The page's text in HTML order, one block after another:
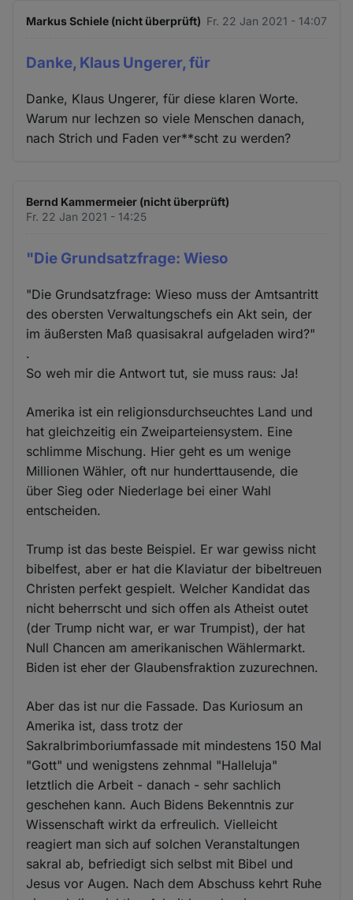
Markus Schiele (nicht überprüft) Fr. 22 Jan 2021 - 14:07
Danke, Klaus Ungerer, für
Danke, Klaus Ungerer, für diese klaren Worte.
Warum nur lechzen so viele Menschen danach,
nach Strich und Faden ver**scht zu werden?
Bernd Kammermeier (nicht überprüft)
Fr. 22 Jan 2021 - 14:25
"Die Grundsatzfrage: Wieso
"Die Grundsatzfrage: Wieso muss der Amtsantritt
des obersten Verwaltungschefs ein Akt sein, der
im äußersten Maß quasisakral aufgeladen wird?"
.
So weh mir die Antwort tut, sie muss raus: Ja!
Amerika ist ein religionsdurchseuchtes Land und
hat gleichzeitig ein Zweiparteiensystem. Eine
schlimme Mischung. Hier geht es um wenige
Millionen Wähler, oft nur hunderttausende, die
über Sieg oder Niederlage bei einer Wahl
entscheiden.
Trump ist das beste Beispiel. Er war gewiss nicht
bibelfest, aber er hat die Klaviatur der bibeltreuen
Christen perfekt gespielt. Welcher Kandidat das
nicht beherrscht und sich offen als Atheist outet
(der Trump nicht war, er war Trumpist), der hat
Null Chancen am amerikanischen Wählermarkt.
Biden ist eher der Glaubensfraktion zuzurechnen.
Aber das ist nur die Fassade. Das Kuriosum an
Amerika ist, dass trotz der
Sakralbrimboriumfassade mit mindestens 150 Mal
"Gott" und wenigstens zehnmal "Halleluja"
letztlich die Arbeit - danach - sehr sachlich
geschehen kann. Auch Bidens Bekenntnis zur
Wissenschaft wirkt da erfreulich. Vielleicht
reagiert man sich auf solchen Veranstaltungen
sakral ab, befriedigt sich selbst mit Bibel und
Jesus vor Augen. Nach dem Abschuss kehrt Ruhe